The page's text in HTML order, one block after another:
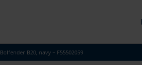
Bolfender B20, navy – F55502059